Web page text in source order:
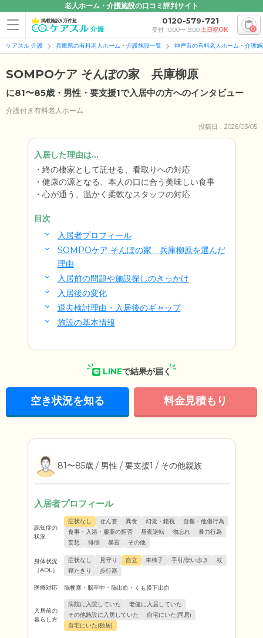
老人ホーム・介護施設の口コミ評判サイト
掲載施設5万件超 0120-579-721
受付 10:00〜19:00土日祝OK 0
ケアスル 介護 兵庫県の有料老人ホーム・介護施設一覧 神戸市の有料老人ホーム・介護
SOMPOケア そんぽの家 兵庫柳原
に81〜85歳・男性・要支援1で入居中の方へのインタビュー
介護付き有料老人ホーム
投稿日：2026/03/05
入居した理由は...
終の棲家として託せる、看取りへの対応
健康の源となる、本人の口に合う美味しい食事
心が通う、温かく柔軟なスタッフの対応
目次
入居者プロフィール
SOMPOケア そんぽの家 兵庫柳原を選んだ
理由
入居前の問題や施設探しのきっかけ
入居後の変化
退去検討理由・入居後のギャップ
施設の基本情報
LINEで結果が届く
空き状況を知る 料金見積もり
81〜85歳 / 男性 / 要支援1 / その他親族
入居者プロフィール
認知症の
状況
症状なし せん妄 異食 幻覚・錯視
自傷・他傷行為
食事・入浴・服薬の拒否
昼夜逆転 物忘れ
暴力行為
妄想
徘徊 暴言 その他
身体状況
（ADL）
症状なし 見守り 自立 車椅子 手引/伝い歩き
杖
寝たきり
歩行器
医療対応 脳梗塞・脳卒中・脳出血・くも膜下出血
入居前の
暮らし方
病院に入院していた
老健に入居していた
その他施設に入居していた
自宅にいた(同居)
自宅にいた(独居)